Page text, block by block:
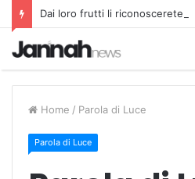
Dai loro frutti li riconoscerete
Home / Parola di Luce
Parola di Luce